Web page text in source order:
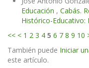
Educación , Cabás.
Histórico-Educativo:
<< < 1 2 3 4 5 6 7 8 9 10
También puede Iniciar
este artículo.